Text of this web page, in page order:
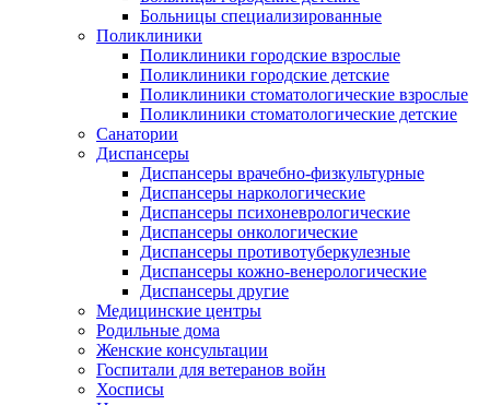
Больницы специализированные
Поликлиники
Поликлиники городские взрослые
Поликлиники городские детские
Поликлиники стоматологические взрослые
Поликлиники стоматологические детские
Санатории
Диспансеры
Диспансеры врачебно-физкультурные
Диспансеры наркологические
Диспансеры психоневрологические
Диспансеры онкологические
Диспансеры противотуберкулезные
Диспансеры кожно-венерологические
Диспансеры другие
Медицинские центры
Родильные дома
Женские консультации
Госпитали для ветеранов войн
Хосписы